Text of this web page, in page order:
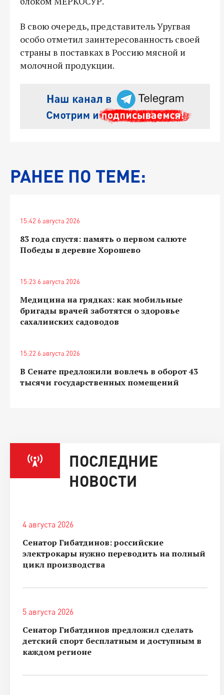
В свою очередь, представитель Уругвая
особо отметил заинтересованность своей
страны в поставках в Россию мясной и
молочной продукции.
РАНЕЕ ПО ТЕМЕ:
15:42 6 августа 2026
83 года спустя: память о первом салюте
Победы в деревне Хорошево
15:23 6 августа 2026
Медицина на грядках: как мобильные
бригады врачей заботятся о здоровье
сахалинских садоводов
15:22 6 августа 2026
В Сенате предложили вовлечь в оборот 43
тысячи государственных помещений
ПОСЛЕДНИЕ
НОВОСТИ
4 августа 2026
Сенатор Гибатдинов: российские
электрокары нужно переводить на полный
цикл производства
5 августа 2026
Сенатор Гибатдинов предложил сделать
детский спорт бесплатным и доступным в
каждом регионе